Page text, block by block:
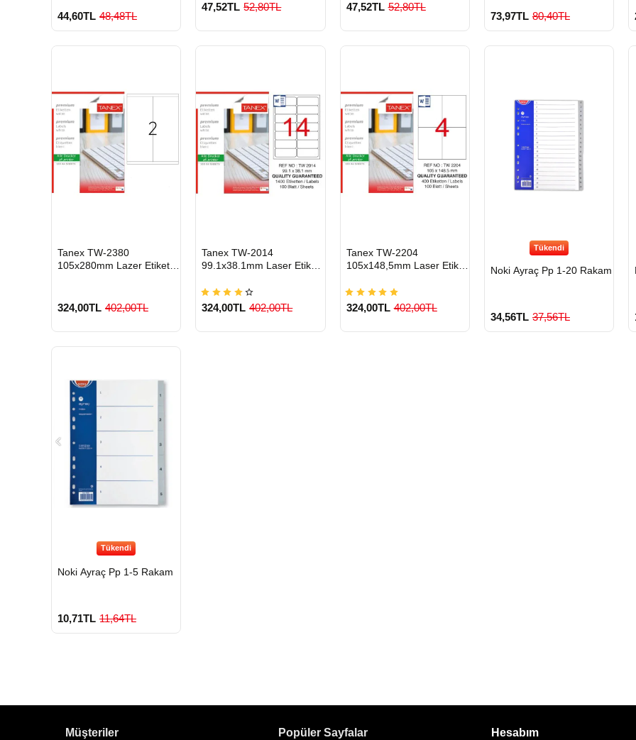
44,60TL 48,48TL
47,52TL 52,80TL 47,52TL 52,80TL
73,97TL 80,40TL
GÖNDERİ
900 TL Üzeri Kargo
Ücretsiz
Tanex TW-2380
105x280mm Lazer Etiket
324,00TL 402,00TL
GÖNDERİ
Tanex TW-2014
99.1x38.1mm Laser Etiket
324,00TL 402,00TL
GÖNDERİ
Tanex TW-2204
105x148,5mm Laser Etiket
324,00TL 402,00TL
Tükendi
Noki Ayraç Pp 1-20 Rakam
34,56TL 37,56TL
Tükendi
Noki Ayraç Pp 1-5 Rakam
10,71TL 11,64TL
Müşteriler Popüler Sayfalar Hesabım